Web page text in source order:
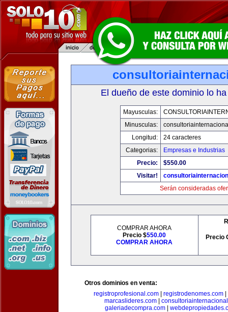
El dueño de este dominio lo
Mayusculas:
Minusculas:
Longitud:
24 caracteres
Categorias:
Empresas e Industrias
Precio:
$550.00
Visitar!
Serán consideradas
COMPRAR AHORA
Precio $550.00
COMPRAR AHORA
Precio
Otros dominios en venta:
registroprofesional.com| registrodenomes.com|
marcaslideres.com
galeriadecompra.com|